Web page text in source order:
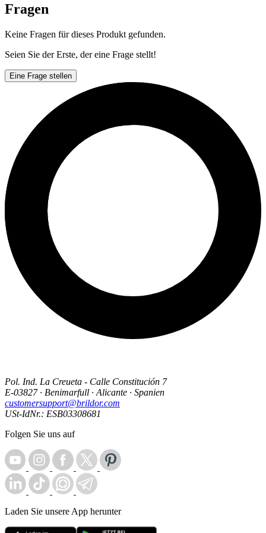
Fragen
Keine Fragen für dieses Produkt gefunden.
Seien Sie der Erste, der eine Frage stellt!
Eine Frage stellen
Pol. Ind. La Creueta - Calle Constitución 7
E-03827 · Benimarfull · Alicante · Spanien
customersupport@brildor.com
USt-IdNr.: ESB03308681
Folgen Sie uns auf
Laden Sie unsere App herunter